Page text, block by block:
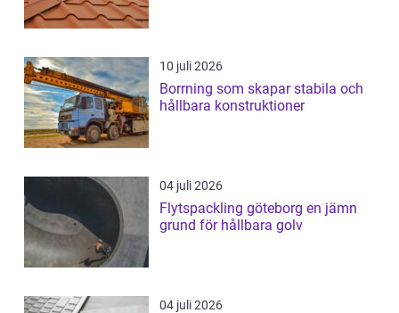
10 juli 2026
Borrning som skapar stabila och
hållbara konstruktioner
04 juli 2026
Flytspackling göteborg en jämn
grund för hållbara golv
04 juli 2026